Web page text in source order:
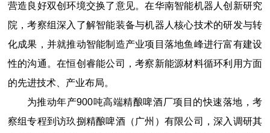
营造良好双创环境交换了意见。在华南智能机器人创新研究
院 ，考察组深入了解智能装备与机器人核心技术的研发与转
化成果，并就推动智能制造产业项目落地鱼峰进行富有建设
性的沟通。在恒创睿能公司
，考察新能源材料循环利用方面
的先进技术、产业布局。
为推动年产900吨高端精酿啤酒厂项目的快速落地，考
察组专程到访玖捌精酿啤酒（广州）有限公司
，深入调研其